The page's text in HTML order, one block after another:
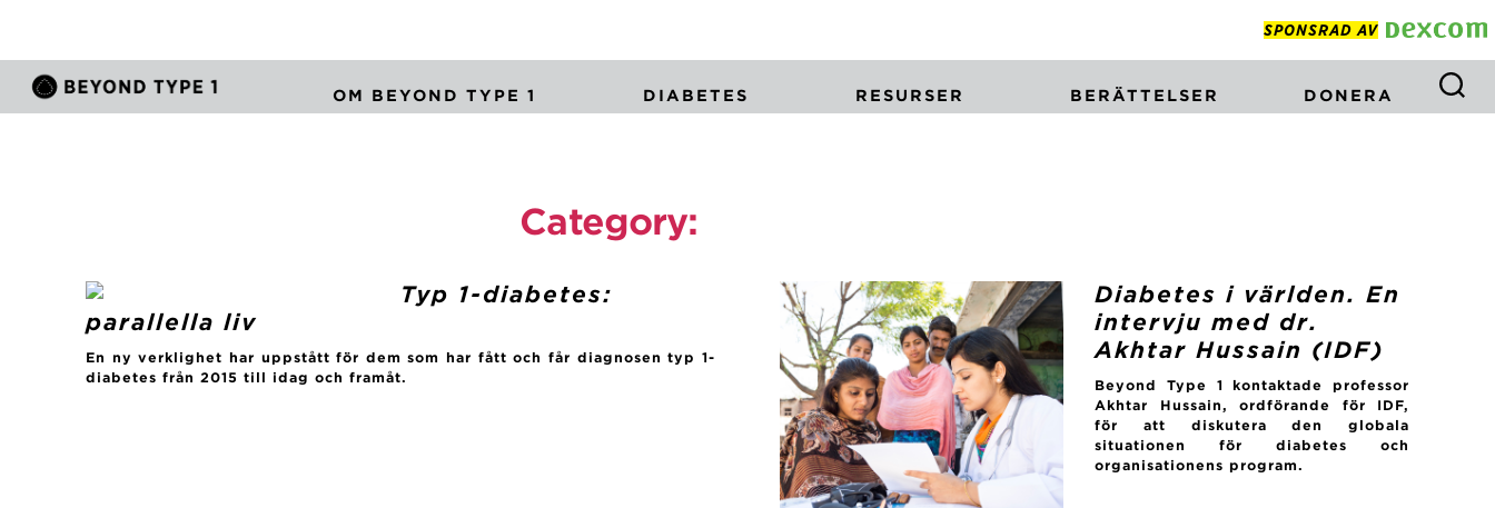
SPONSRAD AV
OM BEYOND TYPE 1 DIABETES RESURSER BERÄTTELSER DONERA
Category:
Typ 1-diabetes:
parallella liv
En ny verklighet har uppstått för dem som har fått och får diagnosen typ 1-
diabetes från 2015 till idag och framåt.
Diabetes i världen. En
intervju med dr.
Akhtar Hussain (IDF)
Beyond Type 1 kontaktade professor
Akhtar Hussain, ordförande för IDF,
för att diskutera den globala
situationen för diabetes och
organisationens program.